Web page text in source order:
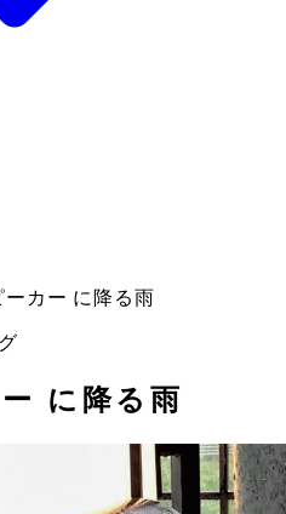
ーカー に降る雨
に降る雨